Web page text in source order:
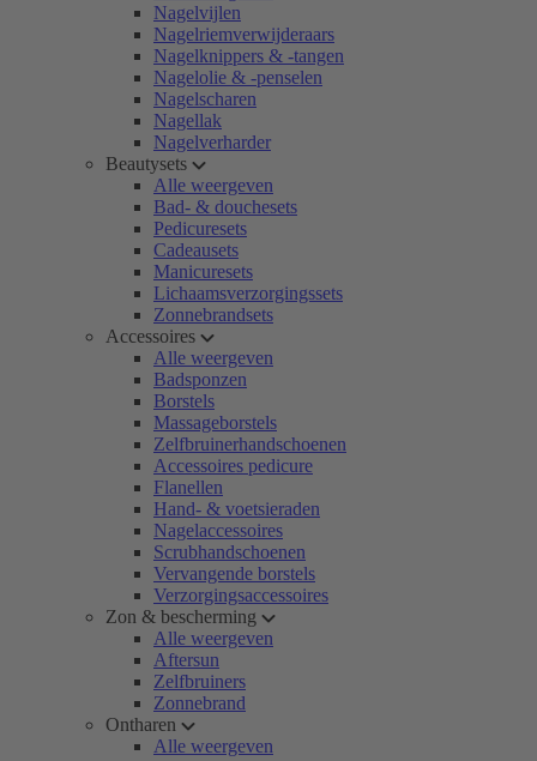
Nagelvijlen
Nagelriemverwijderaars
Nagelknippers & -tangen
Nagelolie & -penselen
Nagelscharen
Nagellak
Nagelverharder
Beautysets
Alle weergeven
Bad- & douchesets
Pedicuresets
Cadeausets
Manicuresets
Lichaamsverzorgingssets
Zonnebrandsets
Accessoires
Alle weergeven
Badsponzen
Borstels
Massageborstels
Zelfbruinerhandschoenen
Accessoires pedicure
Flanellen
Hand- & voetsieraden
Nagelaccessoires
Scrubhandschoenen
Vervangende borstels
Verzorgingsaccessoires
Zon & bescherming
Alle weergeven
Aftersun
Zelfbruiners
Zonnebrand
Ontharen
Alle weergeven